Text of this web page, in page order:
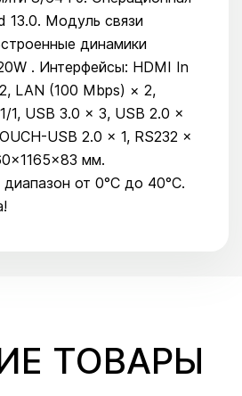
13.0. Модуль связи
динамики
. Интерфейсы: HDMI In
LAN (100 Mbps) × 2,
1, USB 3.0 × 3, USB 2.0 ×
USB 2.0 × 1, RS232 ×
мм.
от 0°С до 40°С.
ТОВАРЫ